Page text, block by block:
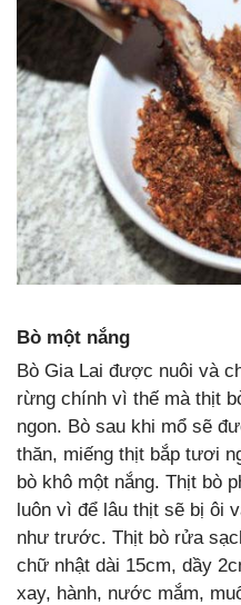
Bò một nắng
Bò Gia Lai được nuôi và
rừng chính vì thế mà thịt
ngon. Bò sau khi mổ sẽ
thăn, miếng thịt bắp tươi
bò khô một nắng. Thịt bò
luôn vì để lâu thịt sẽ bị ôi
như trước. Thịt bò rửa
chữ nhật dài 15cm, dầy
xay, hành, nước mắm,